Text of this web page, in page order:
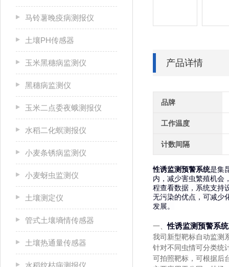
马铃薯晚疫病测报仪
土壤PH传感器
玉米黑穗病监测仪
黑穗病监测仪
玉米二点委夜蛾测报仪
水稻二化螟测报仪
小麦条锈病监测仪
小麦蚜虫监测仪
土壤测定仪
管式土壤墒情传感器
土壤热通量传感器
水稻纹枯病测报仪
产品详情
品牌
工作温度
计数间隔
性诱监测预警系统是集
内，减少害虫繁殖机会
程查看数据，系统支持
无污染的优点，可减少
发展。
一、性诱监测预警系统
我司新型靶标自动监测
针对不同虫情可分类统
可拍照靶标，可根据后